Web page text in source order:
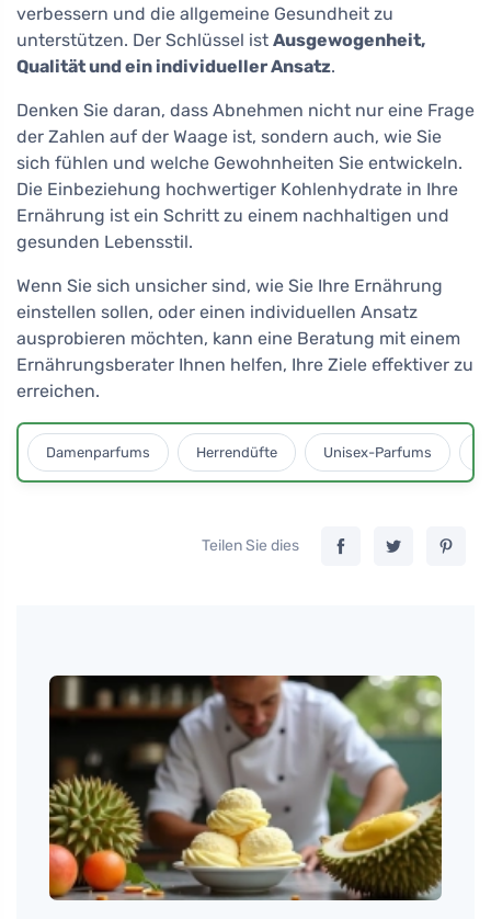
verbessern und die allgemeine Gesundheit zu
unterstützen. Der Schlüssel ist Ausgewogenheit,
Qualität und ein individueller Ansatz.
Denken Sie daran, dass Abnehmen nicht nur eine Frage
der Zahlen auf der Waage ist, sondern auch, wie Sie
sich fühlen und welche Gewohnheiten Sie entwickeln.
Die Einbeziehung hochwertiger Kohlenhydrate in Ihre
Ernährung ist ein Schritt zu einem nachhaltigen und
gesunden Lebensstil.
Wenn Sie sich unsicher sind, wie Sie Ihre Ernährung
einstellen sollen, oder einen individuellen Ansatz
ausprobieren möchten, kann eine Beratung mit einem
Ernährungsberater Ihnen helfen, Ihre Ziele effektiver zu
erreichen.
Damenparfums Herrendüfte Unisex-Parfums
Teilen Sie dies